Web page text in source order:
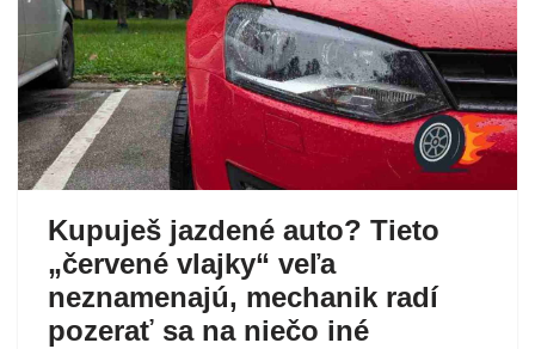
Kupuješ jazdené auto? Tieto
„červené vlajky“ veľa
neznamenajú, mechanik radí
pozerať sa na niečo iné